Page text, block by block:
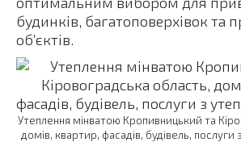
будинків, багатоповерхівок та
об’єктів.
Утеплення мінватою Кропивницький та
домів, квартир, фасадів, будівель, послуги